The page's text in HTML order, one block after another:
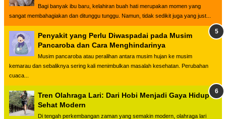
Bagi banyak ibu baru, kelahiran buah hati merupakan momen yang
sangat membahagiakan dan ditunggu tunggu. Namun, tidak sedikit juga yang just...
Penyakit yang Perlu Diwaspadai pada Musim
Pancaroba dan Cara Menghindarinya
Musim pancaroba atau peralihan antara musim hujan ke musim
kemarau dan sebaliknya sering kali menimbulkan masalah kesehatan. Perubahan
cuaca...
Tren Olahraga Lari: Dari Hobi Menjadi Gaya Hidup
Sehat Modern
Di tengah perkembangan zaman yang semakin modern, olahraga lari